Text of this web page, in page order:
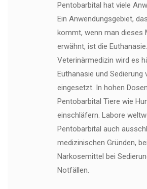
Pentobarbital hat viele
Ein Anwendungsgebiet,
kommt, wenn man dieses
erwähnt, ist die
Veterinärmedizin wird es
Euthanasie und Sedierung
eingesetzt. In hohen
Pentobarbital Tiere wie
einschläfern. Labore
Pentobarbital auch
medizinischen Gründen,
Narkosemittel bei
Notfällen.